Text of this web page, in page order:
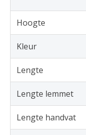
Hoogte
Kleur
Lengte
Lengte lemmet
Lengte handvat